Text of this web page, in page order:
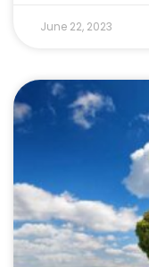
June 22, 2023